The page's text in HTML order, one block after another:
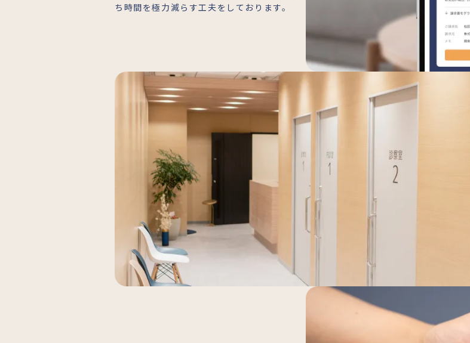
ち時間を極力減らす工夫をしております。